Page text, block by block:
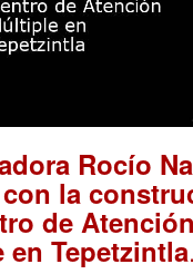
Rocío
la
de Atención
en Tepetzintla